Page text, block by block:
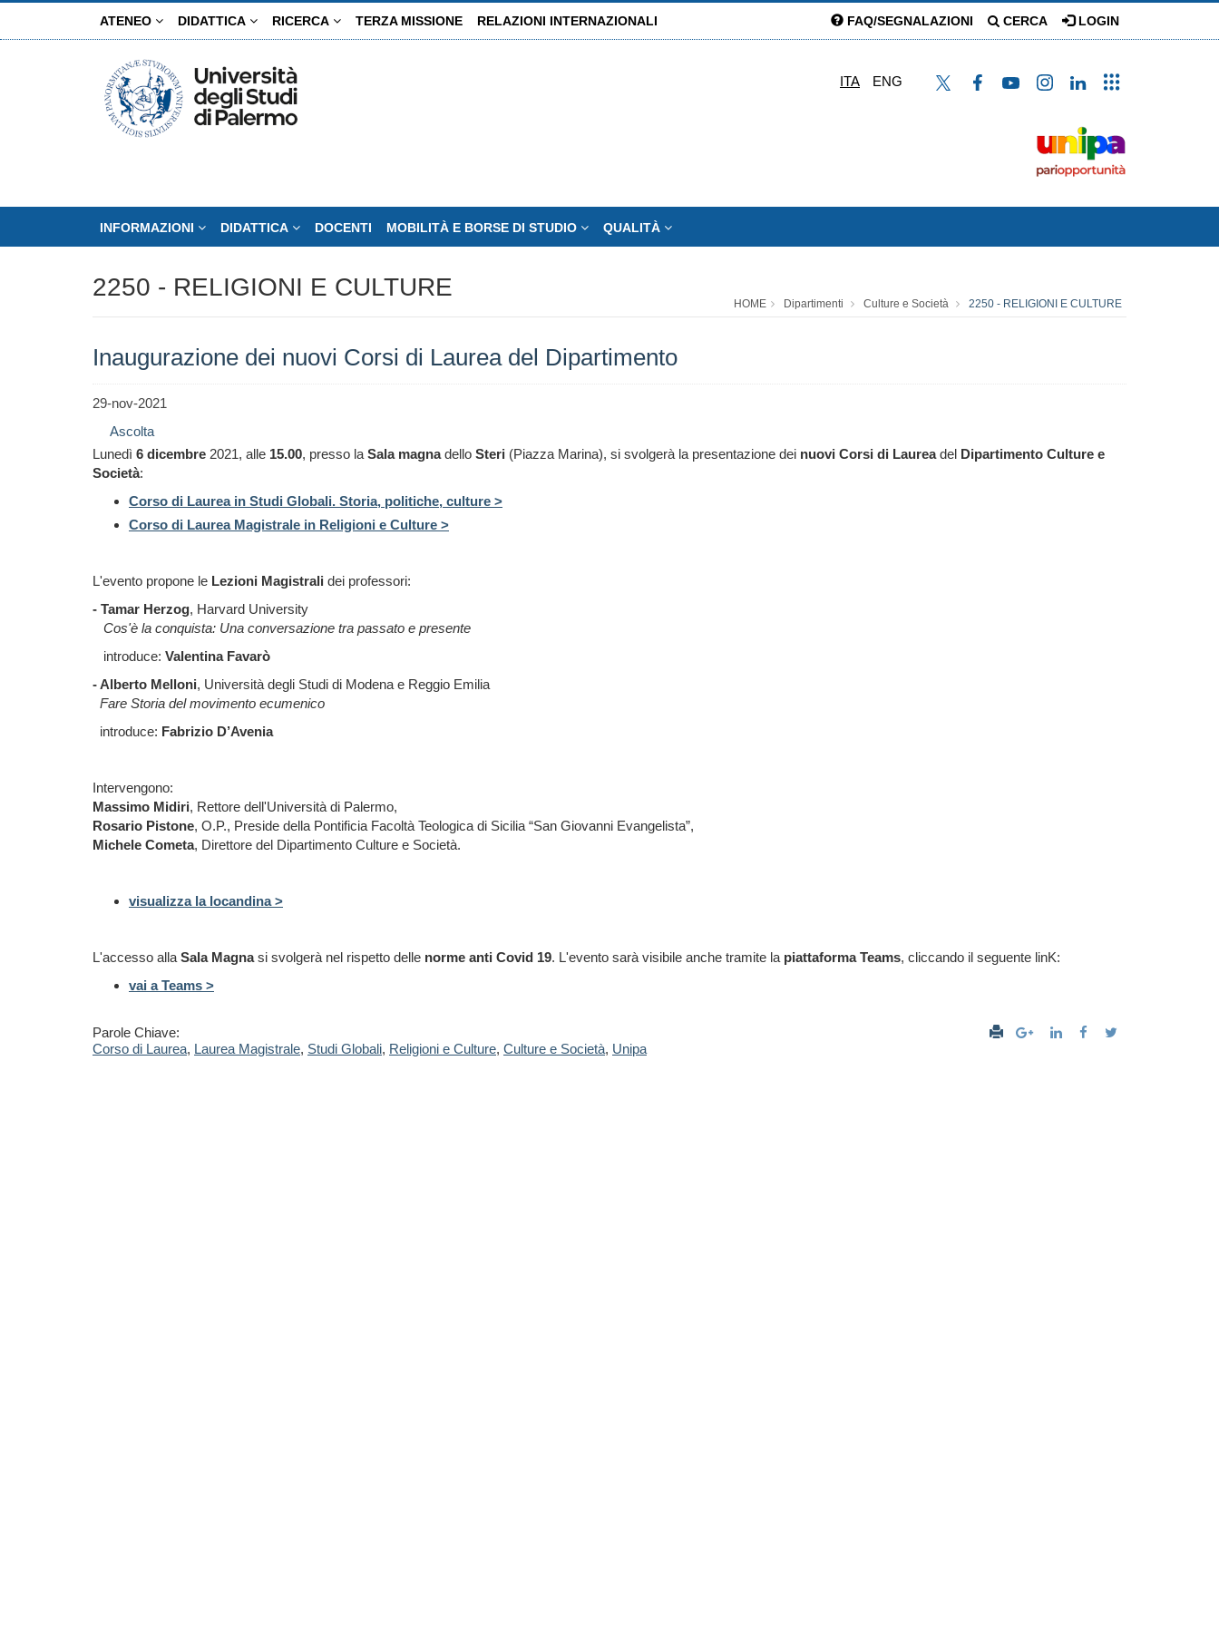
ATENEO DIDATTICA RICERCA TERZA MISSIONE RELAZIONI INTERNAZIONALI FAQ/SEGNALAZIONI CERCA LOGIN
ITA ENG
INFORMAZIONI DIDATTICA DOCENTI MOBILITÀ E BORSE DI STUDIO QUALITÀ
2250 - RELIGIONI E CULTURE
HOME Dipartimenti Culture e Società 2250 - RELIGIONI E CULTURE
Inaugurazione dei nuovi Corsi di Laurea del Dipartimento
29-nov-2021
Ascolta
Lunedì 6 dicembre 2021, alle 15.00, presso la Sala magnadello Steri (Piazza Marina), si svolgerà la presentazione dei nuovi Corsi di Laureadel Dipartimento Culture e
Società:
Corso di Laurea in Studi Globali. Storia, politiche, culture >
Corso di Laurea Magistrale in Religioni e Culture >
L'evento propone le Lezioni Magistrali dei professori:
- Tamar Herzog, Harvard University
Cos'è la conquista: Una conversazione tra passato e presente
introduce: Valentina Favarò
- Alberto Melloni, Università degli Studi di Modena e Reggio Emilia
Fare Storia del movimento ecumenico
introduce: Fabrizio D’Avenia
Intervengono:
Massimo Midiri, Rettore dell'Università di Palermo,
Rosario Pistone, O.P., Preside della Pontificia Facoltà Teologica di Sicilia “San Giovanni Evangelista”,
Michele Cometa, Direttore del Dipartimento Culture e Società.
visualizza la locandina >
L'accesso alla Sala Magnasi svolgerà nel rispetto delle norme anti Covid 19. L'evento sarà visibile anche tramite la piattaforma Teams, cliccando il seguente linK:
vai a Teams >
Parole Chiave:
Corso di Laurea, Laurea Magistrale, Studi Globali, Religioni e Culture, Culture e Società, Unipa